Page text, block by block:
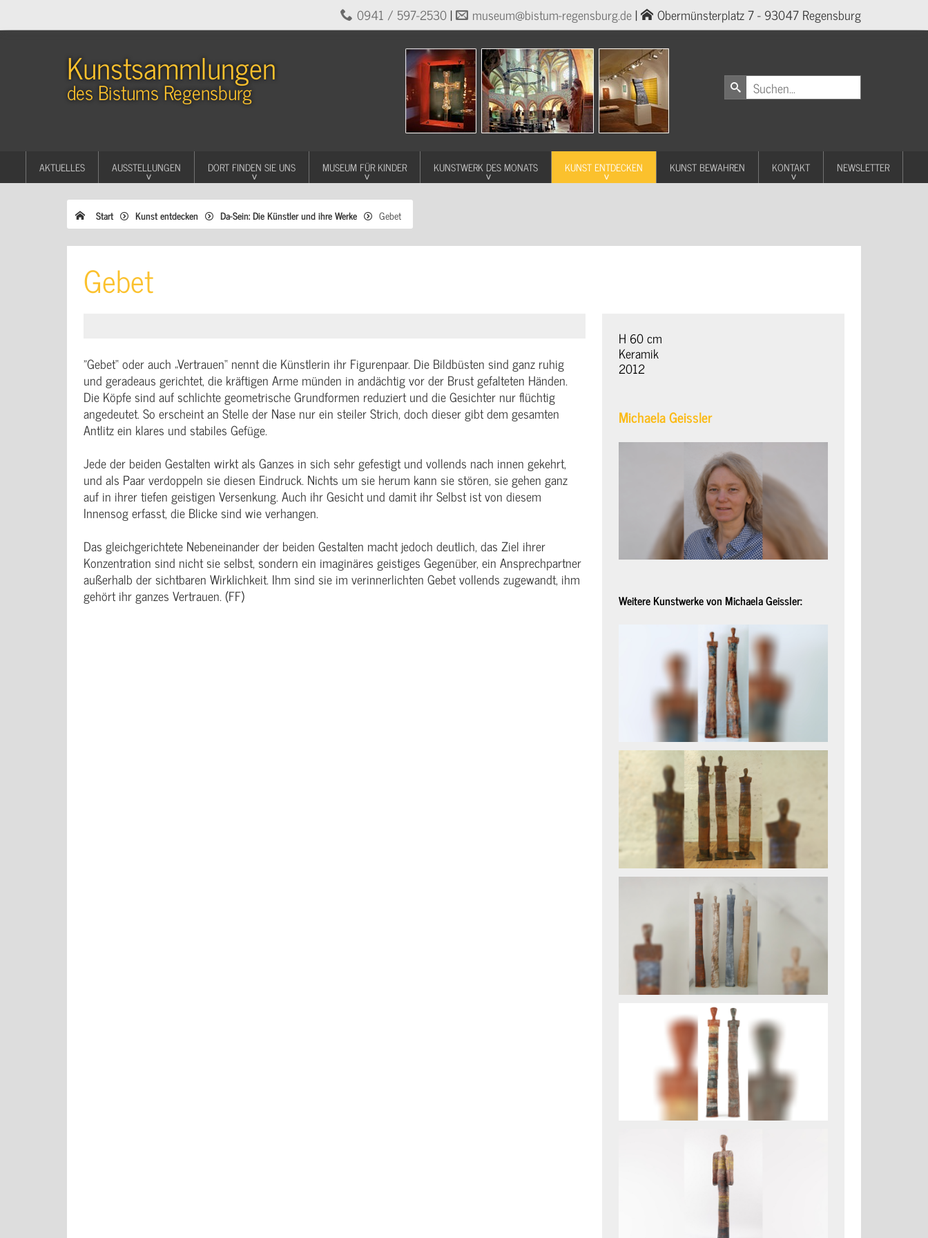
0941 / 597-2530| museum@bistum-regensburg.de| Obermünsterplatz 7 - 93047 Regensburg
Kunstsammlungen
des Bistums Regensburg
AKTUELLES AUSSTELLUNGEN DORT FINDEN SIE UNS MUSEUM FÜR KINDER KUNSTWERK DES MONATS KUNST ENTDECKEN KUNST BEWAHREN KONTAKT NEWSLETTER
Start Kunst entdecken Da-Sein: Die Künstler und ihre Werke Gebet
Gebet
"Gebet“ oder auch „Vertrauen“ nennt die Künstlerin ihr Figurenpaar. Die Bildbüsten sind ganz ruhig
und geradeaus gerichtet, die kräftigen Arme münden in andächtig vor der Brust gefalteten Händen.
Die Köpfe sind auf schlichte geometrische Grundformen reduziert und die Gesichter nur flüchtig
angedeutet. So erscheint an Stelle der Nase nur ein steiler Strich, doch dieser gibt dem gesamten
Antlitz ein klares und stabiles Gefüge.
Jede der beiden Gestalten wirkt als Ganzes in sich sehr gefestigt und vollends nach innen gekehrt,
und als Paar verdoppeln sie diesen Eindruck. Nichts um sie herum kann sie stören, sie gehen ganz
auf in ihrer tiefen geistigen Versenkung. Auch ihr Gesicht und damit ihr Selbst ist von diesem
Innensog erfasst, die Blicke sind wie verhangen.
Das gleichgerichtete Nebeneinander der beiden Gestalten macht jedoch deutlich, das Ziel ihrer
Konzentration sind nicht sie selbst, sondern ein imaginäres geistiges Gegenüber, ein Ansprechpartner
außerhalb der sichtbaren Wirklichkeit. Ihm sind sie im verinnerlichten Gebet vollends zugewandt, ihm
gehört ihr ganzes Vertrauen. (FF)
H 60 cm
Keramik
2012
Michaela Geissler
Weitere Kunstwerke von Michaela Geissler: